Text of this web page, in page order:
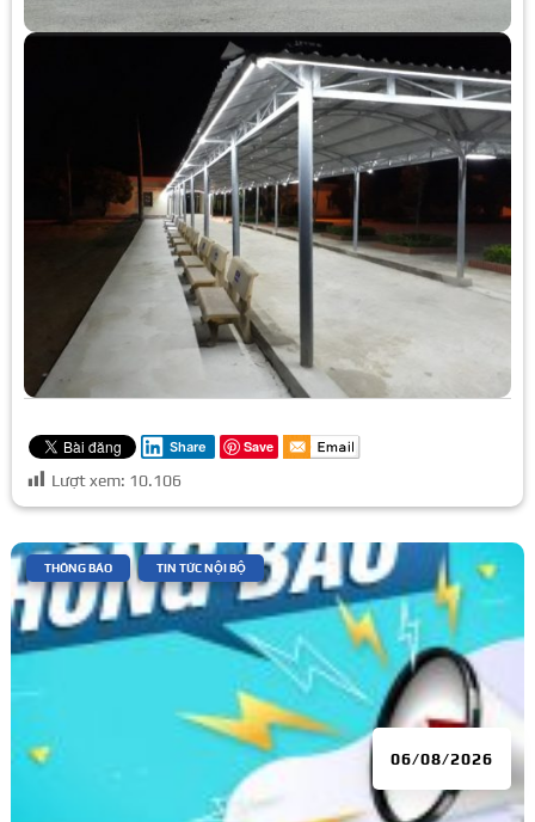
Share Save
Lượt xem: 10.106
06/08/2026
THÔNG BÁO TIN TỨC NỘI BỘ